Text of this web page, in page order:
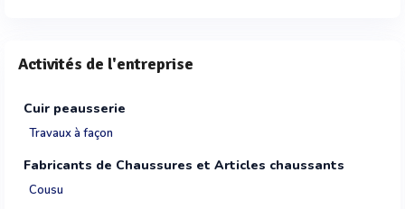
Activités de l'entreprise
Cuir peausserie
Travaux à façon
Fabricants de Chaussures et Articles chaussants
Cousu